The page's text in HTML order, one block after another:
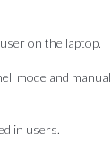
on the laptop.
mode and
in users.